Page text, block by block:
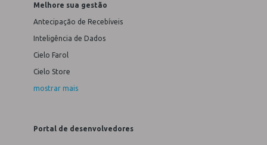
Melhore sua gestão
Antecipação de Recebíveis
Inteligência de Dados
Cielo Farol
Cielo Store
mostrar mais
Portal de desenvolvedores